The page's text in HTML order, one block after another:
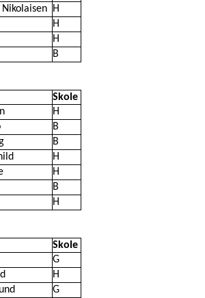
H
H
H
B
Skole
H
B
B
H
H
B
H
Skole
G
H
G